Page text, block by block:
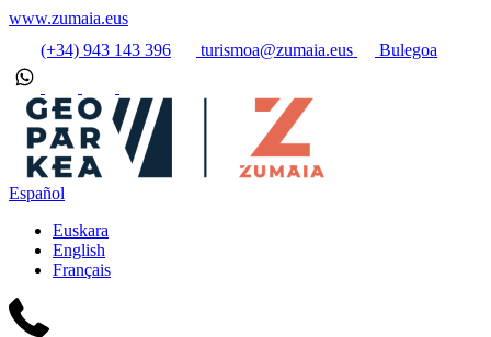
www.zumaia.eus
(+34) 943 143 396
turismoa@zumaia.eus Bulegoa
Español
Euskara
English
Français